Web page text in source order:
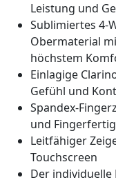
Leistung und
Sublimiertes 4-
Obermaterial
höchstem
Einlagige
Gefühl und
Spandex-
und
Leitfähiger
Touchscreen
Der individuelle